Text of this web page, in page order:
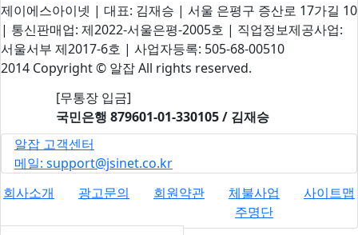
제이에스아이넷 | 대표: 김재승 | 서울 은평구 증산로 17가길 10
| 통신판매업: 제2022-서울은평-2005호 | 직업정보제공사업:
서울서부 제2017-6호 | 사업자등록: 505-68-00510
2014 Copyright © 알잡 All rights reserved.
[무통장 입금]
국민은행 879601-01-330105 / 김재승
알잡 고객센터
메일: support@jsinet.co.kr
회사소개
광고문의 회원약관
체불사업
주명단
사이트맵